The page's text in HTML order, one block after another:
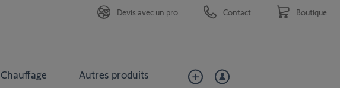
Chauffage Autres produits
Devis avec un pro Contact Boutique